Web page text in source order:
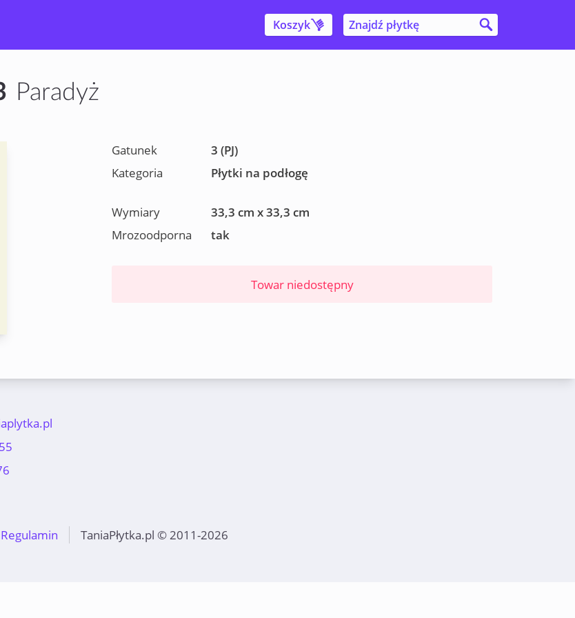
Koszyk
Paradyż
Gatunek
3 (PJ)
Kategoria
Płytki na podłogę
Wymiary
33,3 cm x 33,3 cm
Mrozoodporna
tak
Towar niedostępny
Regulamin TaniaPłytka.pl © 2011-2026